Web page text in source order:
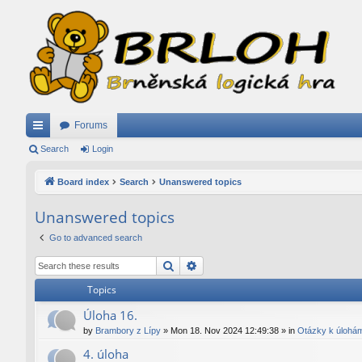
ui
ks
Forums
Search Login
Board index Search Unanswered topics
Unanswered topics
Go to advanced search
Search
Topics
Úloha 16.
by Brambory z Lípy » Mon 18. Nov 2024 12:49:38 » in Otázky k
4. úloha